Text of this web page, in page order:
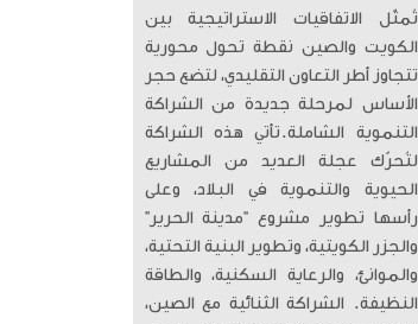
تُمثّل الاتفاقيات الاستراتيجية بين
الكويت والصين نقطة تحول محورية
تتجاوز أطر التعاون التقليدي، لتضع حجر
الأساس لمرحلة جديدة من الشراكة
التنموية الشاملة. ​تأتي هذه الشراكة
لتُحرّك عجلة العديد من المشاريع
الحيوية والتنموية في البلاد، وعلى
رأسها تطوير مشروع “مدينة الحرير”
والجزر الكويتية، وتطوير البنية التحتية،
والموانئ، والرعاية السكنية، والطاقة
النظيفة. الشراكة الثنائية مع الصين،